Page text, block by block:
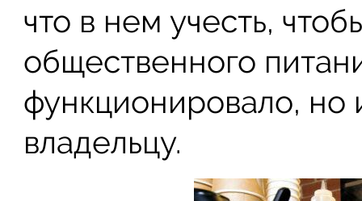
что в нем учесть,
общественного
функционировало, но
владельцу.